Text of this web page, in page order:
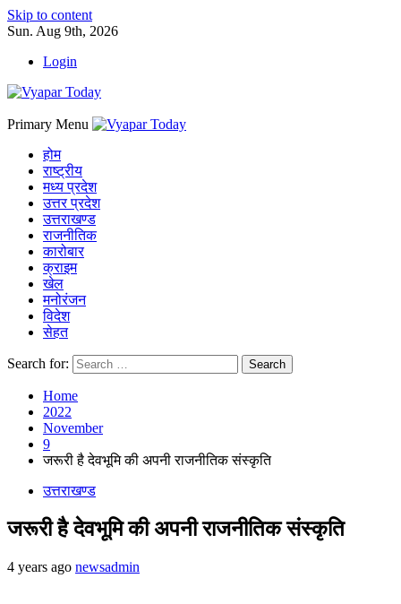
Skip to content
Sun. Aug 9th, 2026
Login
Primary Menu
होम
राष्ट्रीय
मध्य प्रदेश
उत्तर प्रदेश
उत्तराखण्ड
राजनीतिक
कारोबार
क्राइम
खेल
मनोरंजन
विदेश
सेहत
Search for:
Home
2022
November
9
जरूरी है देवभूमि की अपनी राजनीतिक संस्कृति
उत्तराखण्ड
जरूरी है देवभूमि की अपनी राजनीतिक संस्कृति
4 years ago newsadmin